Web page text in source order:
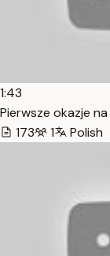
1:43
Pierwsze okazje
173
1 Polish